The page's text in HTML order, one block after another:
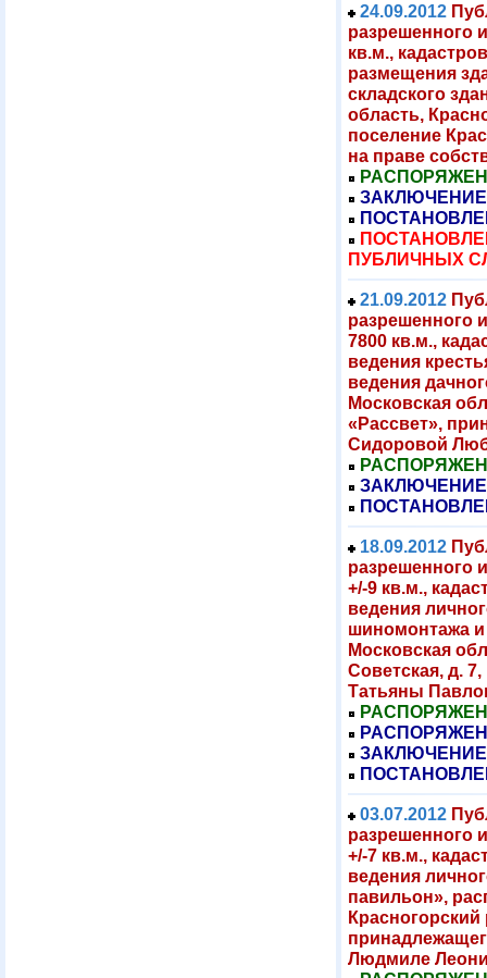
24.09.2012
разрешенного
кв.м.,
размещения
складского
область,
поселение
на праве
ЗАКЛЮЧЕНИЕ
ПУБЛИЧНЫХ
21.09.2012
разрешенного
7800 кв.м.,
ведения
ведения
Московская
«Рассвет»,
Сидоровой
ЗАКЛЮЧЕНИЕ
18.09.2012
разрешенного
+/-9 кв.м.,
ведения
шиномонтажа и
Московская
Советская, д.
Татьяны
ЗАКЛЮЧЕНИЕ
03.07.2012
разрешенного
+/-7 кв.м.,
ведения
павильон»,
Красногорский
Людмиле